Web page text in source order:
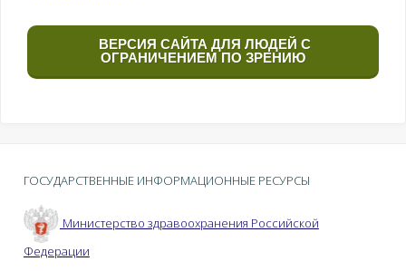
ВЕРСИЯ САЙТА ДЛЯ ЛЮДЕЙ С
ОГРАНИЧЕНИЕМ ПО ЗРЕНИЮ
ГОСУДАРСТВЕННЫЕ ИНФОРМАЦИОННЫЕ РЕСУРСЫ
Министерство здравоохранения Российской
Федерации